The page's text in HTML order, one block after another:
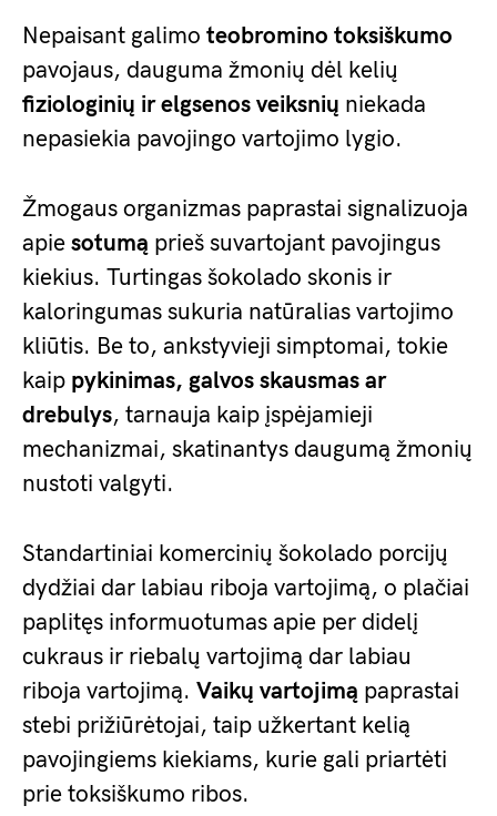
Nepaisant galimo teobromino toksiškumo
pavojaus, dauguma žmonių dėl kelių
fiziologinių ir elgsenos veiksnių niekada
nepasiekia pavojingo vartojimo lygio.
Žmogaus organizmas paprastai signalizuoja
apie sotumą prieš suvartojant pavojingus
kiekius. Turtingas šokolado skonis ir
kaloringumas sukuria natūralias vartojimo
kliūtis. Be to, ankstyvieji simptomai, tokie
kaip pykinimas, galvos skausmas ar
drebulys, tarnauja kaip įspėjamieji
mechanizmai, skatinantys daugumą žmonių
nustoti valgyti.
Standartiniai komercinių šokolado porcijų
dydžiai dar labiau riboja vartojimą, o plačiai
paplitęs informuotumas apie per didelį
cukraus ir riebalų vartojimą dar labiau
riboja vartojimą. Vaikų vartojimą paprastai
stebi prižiūrėtojai, taip užkertant kelią
pavojingiems kiekiams, kurie gali priartėti
prie toksiškumo ribos.